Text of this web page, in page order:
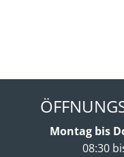
Montag bis
08:30